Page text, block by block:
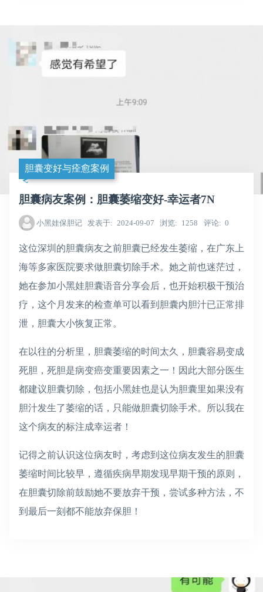
胆囊变好与痊愈案例
胆囊病友案例：胆囊萎缩变好-幸运者7N
小黑娃保胆记 发表于 2024-09-07 浏览 1258 评论 0
这位深圳的胆囊病友之前胆囊已经发生萎缩，在广东上
海等多家医院要求做胆囊切除手术。她之前也迷茫过，
她在参加小黑娃胆囊语音分享会后，也开始积极干预治
疗，这个月发来的检查单可以看到胆囊内胆汁已正常排
泄，胆囊大小恢复正常。
在以往的分析里，胆囊萎缩的时间太久，胆囊容易变成
死胆，死胆是病变癌变重要因素之一！因此大部分医生
都建议胆囊切除，包括小黑娃也是认为胆囊里如果没有
胆汁发生了萎缩的话，只能做胆囊切除手术。所以我在
这个病友的标注成幸运者！
记得之前认识这位病友时，考虑到这位病友发生的胆囊
萎缩时间比较早，遵循疾病早期发现早期干预的原则，
在胆囊切除前鼓励她不要放弃干预，尝试多种方法，不
到最后一刻都不能放弃保胆！